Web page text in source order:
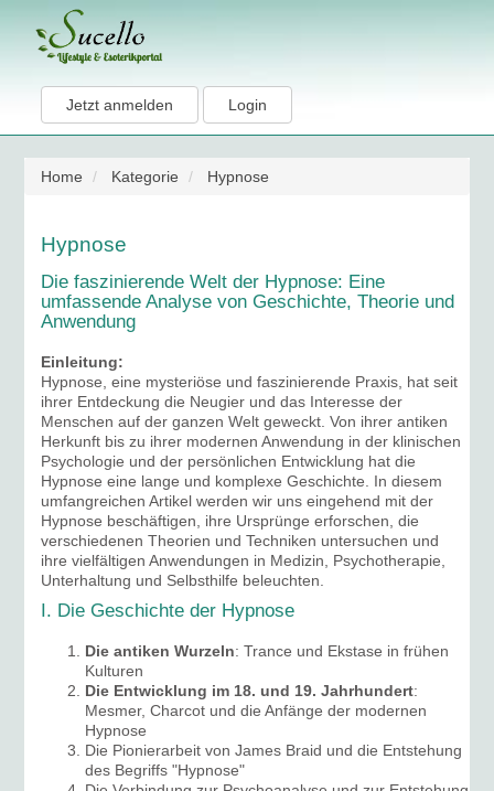
Jetzt anmelden Login
Home Kategorie Hypnose
Hypnose
Die faszinierende Welt der Hypnose: Eine
umfassende Analyse von Geschichte, Theorie und
Anwendung
Einleitung:
Hypnose, eine mysteriöse und faszinierende Praxis, hat seit
ihrer Entdeckung die Neugier und das Interesse der
Menschen auf der ganzen Welt geweckt. Von ihrer antiken
Herkunft bis zu ihrer modernen Anwendung in der klinischen
Psychologie und der persönlichen Entwicklung hat die
Hypnose eine lange und komplexe Geschichte. In diesem
umfangreichen Artikel werden wir uns eingehend mit der
Hypnose beschäftigen, ihre Ursprünge erforschen, die
verschiedenen Theorien und Techniken untersuchen und
ihre vielfältigen Anwendungen in Medizin, Psychotherapie,
Unterhaltung und Selbsthilfe beleuchten.
I. Die Geschichte der Hypnose
Die antiken Wurzeln: Trance und Ekstase in frühen
Kulturen
Die Entwicklung im 18. und 19. Jahrhundert:
Mesmer, Charcot und die Anfänge der modernen
Hypnose
Die Pionierarbeit von James Braid und die Entstehung
des Begriffs "Hypnose"